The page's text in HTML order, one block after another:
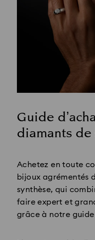
Guide
diamants de
Achetez en toute
bijoux agrémentés
synthèse, qui
faire expert et
grâce à notre guide